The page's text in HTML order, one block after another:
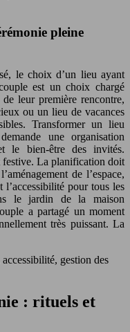
pleine
le choix d’un lieu ayant
est un choix chargé
leur première rencontre,
ou un lieu de vacances
Transformer un lieu
une organisation
le bien-être des invités.
festive. La planification doit
de l’espace,
l’accessibilité pour tous les
le jardin de la maison
a partagé un moment
très puissant. La
gestion des
: rituels et